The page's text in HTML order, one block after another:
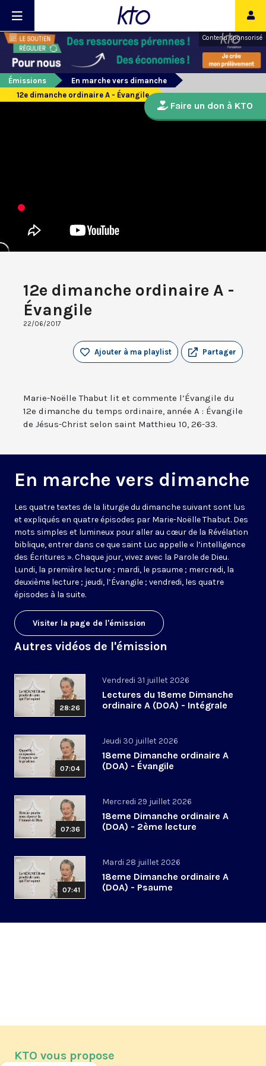
Contenu sponsorisé
Émissions
En marche vers dimanche
12e dimanche ordinaire A - Évangile
12e dimanche ordinaire A -
Évangile
22/06/2017
Partager
Ajouter à ma playlist
Marie-Noëlle Thabut lit et commente l’Évangile du
12e dimanche du temps ordinaire, année A : Évangile
de Jésus-Christ selon saint Matthieu 10, 26-33.
En marche vers dimanche
Les quatre textes de la liturgie du dimanche suivant sont lus
et expliqués en quatre épisodes par Marie-Noëlle Thabut. Des
mots simples et lumineux pour aller au cœur de la Révélation
biblique, entrer dans ce que saint Luc appelle « l’intelligence
des Écritures ». Chaque jour, vivez avec la Parole de Dieu.
Lundi, la première lecture ; mardi, le psaume ; mercredi, la
deuxième lecture ; jeudi, l’Évangile ; vendredi, les quatre
épisodes à la suite.
Visiter la page de l'émission
Autres vidéos de l'émission
28:26
Vendredi 31 juillet 2026
Lectures du 18eme Dimanche
ordinaire A (DOA) - Intégrale
07:04
Jeudi 30 juillet 2026
18eme Dimanche ordinaire A
(DOA) - Évangile
07:36
Mercredi 29 juillet 2026
18eme Dimanche ordinaire A
(DOA) - 2ème lecture
07:41
Mardi 28 juillet 2026
18eme Dimanche ordinaire A
(DOA) - Psaume
Faire un don à KTO
KTO vous propose